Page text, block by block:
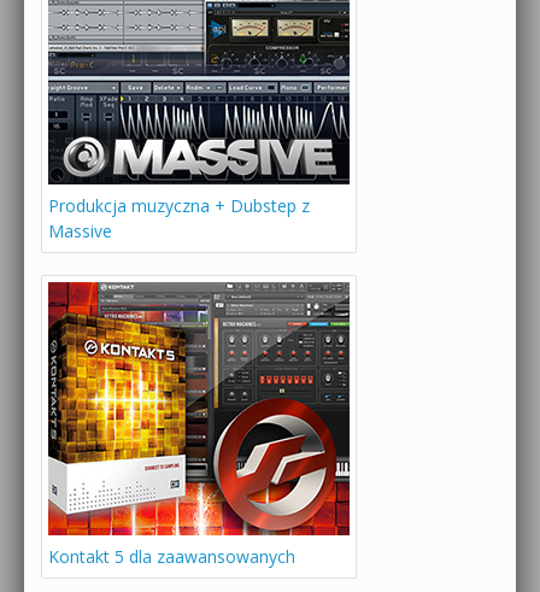
Produkcja muzyczna + Dubstep z
Massive
Kontakt 5 dla zaawansowanych